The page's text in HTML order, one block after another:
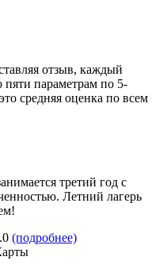
отзыв, каждый
пяти параметрам по 5-
средняя оценка по всем
третий год с
Летний лагерь
(подробнее)